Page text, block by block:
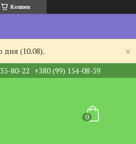
Кошик
дня (10.08).
80-22 +380 (99) 154-08-59